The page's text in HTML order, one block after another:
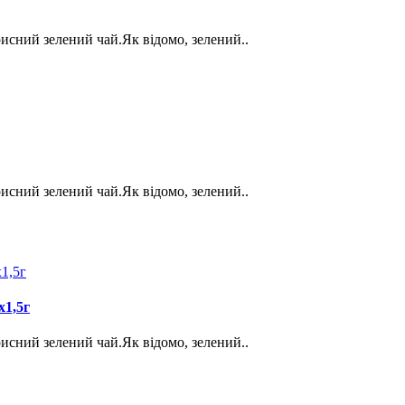
зелений чай.Як відомо, зелений..
зелений чай.Як відомо, зелений..
зелений чай.Як відомо, зелений..